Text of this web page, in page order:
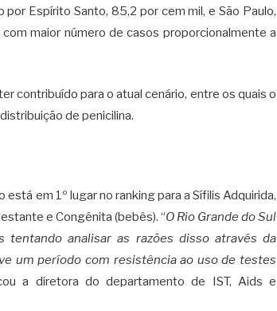
Espírito Santo, 85,2 por cem mil, e São Paulo,
maior número de casos proporcionalmente a
contribuído para o atual cenário, entre os quais o
de penicilina.
em 1º lugar no ranking para a Sífilis Adquirida,
e Congênita (bebês). “O Rio Grande do Sul
analisar as razões disso através da
um período com resistência ao uso de testes
a diretora do departamento de IST, Aids e